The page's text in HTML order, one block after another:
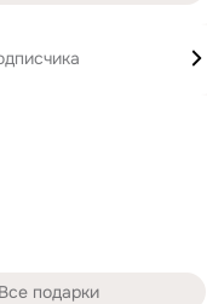
Все подарки